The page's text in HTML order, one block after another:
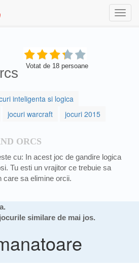
Votat de 18 persoane
inteligenta si logica
jocuri warcraft jocuri 2015
ORCS
cu: In acest joc de gandire logica
Tu esti un vrajitor ce trebuie sa
care sa elimine orcii.
similare de mai jos.